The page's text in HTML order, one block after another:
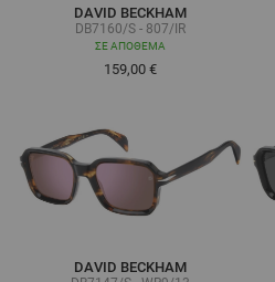
DAVID BECKHAM
DB7160/S - 807/IR
ΣΕ ΑΠΌΘΕΜΑ
159,00 €
DAVID BECKHAM